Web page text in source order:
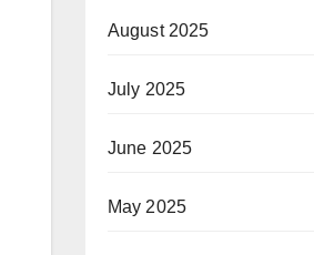
August 2025
July 2025
June 2025
May 2025